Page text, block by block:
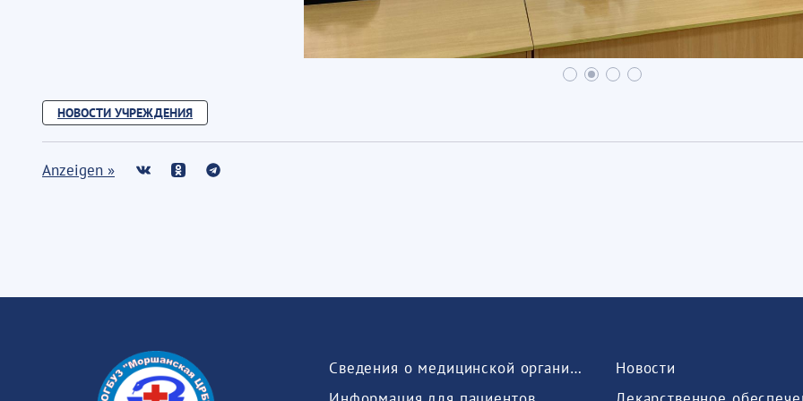
НОВОСТИ УЧРЕЖДЕНИЯ
Anzeigen »
Сведения о медицинской организации
Новости